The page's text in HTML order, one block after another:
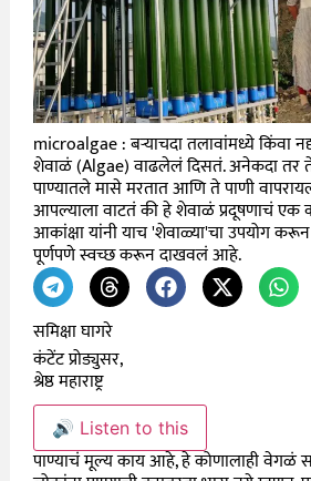
microalgae : बऱ्याचदा तलावांमध्ये किंवा
शेवाळं (Algae) वाढलेलं दिसतं. अनेकदा तर
पाण्यातले मासे मरतात आणि ते पाणी
आपल्याला वाटतं की हे शेवाळं प्रदूषणाचं एक
आकांक्षा यांनी याच 'शेवाळ्या'चा उपयोग
पूर्णपणे स्वच्छ करून दाखवलं आहे.
समिक्षा घागरे
कंटेंट प्रोड्युसर,
श्रेष्ठ महाराष्ट्र
🔊 Listen to this
पाण्याचं मूल्य काय आहे, हे कोणालाही वेगळं